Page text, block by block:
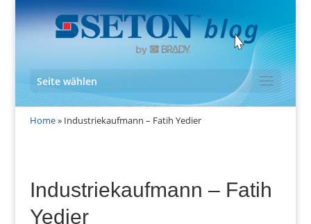
Seite wählen
Home» Industriekaufmann – Fatih Yedier
Industriekaufmann – Fatih
Yedier